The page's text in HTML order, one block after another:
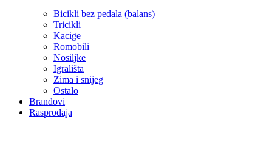
Bicikli bez pedala (balans)
Tricikli
Kacige
Romobili
Nosiljke
Igrališta
Zima i snijeg
Ostalo
Brandovi
Rasprodaja